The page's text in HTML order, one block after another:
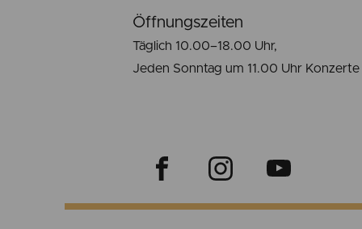
Öffnungszeiten
Täglich 10.00–18.00 Uhr,
Jeden Sonntag um 11.00 Uhr Konzerte